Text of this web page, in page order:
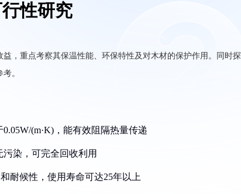
性研究
，重点考察其保温性能、环保特性及对木材的保护作用。同时探
。
(m·K)，能有效阻隔热量传递
染，可完全回收利用
耐候性，使用寿命可达25年以上